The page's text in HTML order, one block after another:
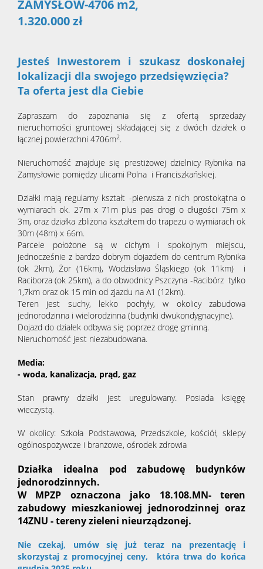
ZAMYSŁÓW-4706 m2,
1.320.000 zł
Jesteś Inwestorem i szukasz doskonałej
lokalizacji dla swojego przedsięwzięcia?
Ta oferta jest dla Ciebie
Zapraszam do zapoznania się z ofertą sprzedaży
nieruchomości gruntowej składającej się z dwóch działek o
łącznej powierzchni 4706m2.
Nieruchomość znajduje się prestiżowej dzielnicy Rybnika na
Zamysłowie pomiędzy ulicami Polna i Franciszkańskiej.
Działki mają regularny kształt -pierwsza z nich prostokątna o
wymiarach ok. 27m x 71m plus pas drogi o długości 75m x
3m, oraz działka zbliżona kształtem do trapezu o wymiarach ok
30m (48m) x 66m.
Parcele położone są w cichym i spokojnym miejscu,
jednocześnie z bardzo dobrym dojazdem do centrum Rybnika
(ok 2km), Żor (16km), Wodzisława Śląskiego (ok 11km) i
Raciborza (ok 25km), a do obwodnicy Pszczyna -Racibórz tylko
1,7km oraz ok 15 min od zjazdu na A1 (12km).
Teren jest suchy, lekko pochyły, w okolicy zabudowa
jednorodzinna i wielorodzinna (budynki dwukondygnacyjne).
Dojazd do działek odbywa się poprzez drogę gminną.
Nieruchomość jest niezabudowana.
Media:
- woda, kanalizacja, prąd, gaz
Stan prawny działki jest uregulowany. Posiada księgę
wieczystą.
W okolicy: Szkoła Podstawowa, Przedszkole, kościół, sklepy
ogólnospożywcze i branżowe, ośrodek zdrowia
Działka idealna pod zabudowę budynków
jednorodzinnych.
W MPZP oznaczona jako 18.108.MN- teren
zabudowy mieszkaniowej jednorodzinnej oraz
14ZNU - tereny zieleni nieurządzonej.
Nie czekaj, umów się już teraz na prezentację i
skorzystaj z promocyjnej ceny, która trwa do końca